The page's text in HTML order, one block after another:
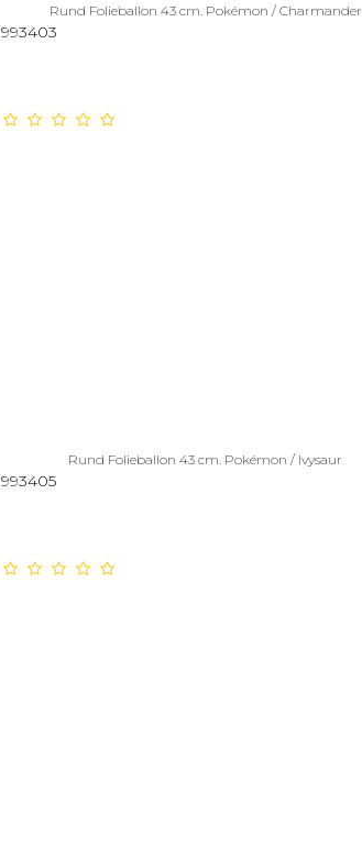
Rund Folieballon 43 cm. Pokémon / Charmander
993403
Rund Folieballon 43 cm. Pokémon / Ivysaur
993405